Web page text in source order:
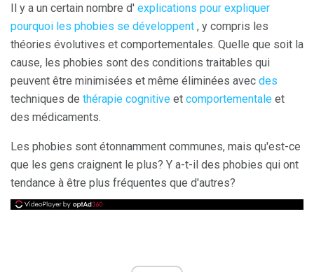
Il y a un certain nombre d' explications pour expliquer
pourquoi les phobies se développent , y compris les
théories évolutives et comportementales. Quelle que soit la
cause, les phobies sont des conditions traitables qui
peuvent être minimisées et même éliminées avec des
techniques de thérapie cognitive et comportementale et
des médicaments.
Les phobies sont étonnamment communes, mais qu'est-ce
que les gens craignent le plus? Y a-t-il des phobies qui ont
tendance à être plus fréquentes que d'autres?